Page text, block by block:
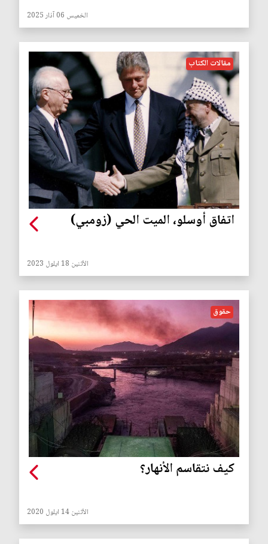
الخميس 06 آذار 2025
مقالات الكتاب
اتفاق أوسلو، الميت الحي (زومبي)
الأثنين 18 ايلول 2023
حقوق
كيف نتقاسم الأنهار؟
الأثنين 14 ايلول 2020